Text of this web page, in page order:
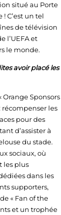
situé au Porte
C’est un tel
de télévision
l’UEFA et
le monde.
avoir placé les
Sponsors
récompenser les
pour des
d’assister à
du stade.
sociaux, où
les plus
dans les
supporters,
« Fan of the
et un trophée